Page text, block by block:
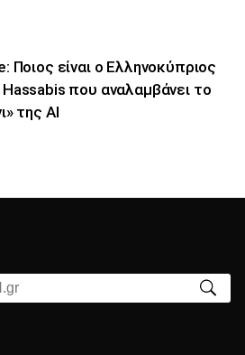
Ποιος είναι ο Ελληνοκύπριος
Hassabis που αναλαμβάνει το
της ΑΙ